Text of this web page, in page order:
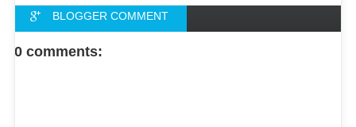
BLOGGER COMMENT
FACEBOOK COMMENT
0 comments: